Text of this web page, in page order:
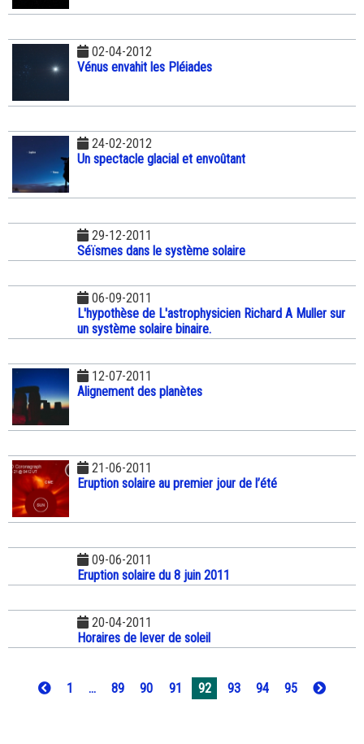
02-04-2012
Vénus envahit les Pléiades
24-02-2012
Un spectacle glacial et envoûtant
29-12-2011
Séïsmes dans le système solaire
06-09-2011
L'hypothèse de L'astrophysicien Richard A Muller sur
un système solaire binaire.
12-07-2011
Alignement des planètes
21-06-2011
Eruption solaire au premier jour de l’été
09-06-2011
Eruption solaire du 8 juin 2011
20-04-2011
Horaires de lever de soleil
1 ... 89 90 91 92 93 94 95